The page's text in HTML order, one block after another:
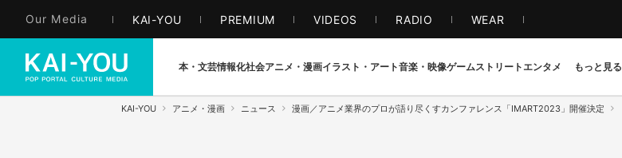
Our Media KAI-YOU PREMIUM VIDEOS RADIO WEAR
本・文芸情報化社会アニメ・漫画イラスト・アート音楽・映像ゲームストリート エンタメ もっと見る
KAI-YOU アニメ・漫画 ニュース 漫画／アニメ業界のプロが語り尽くすカンファレンス「IMART2023」開催決定